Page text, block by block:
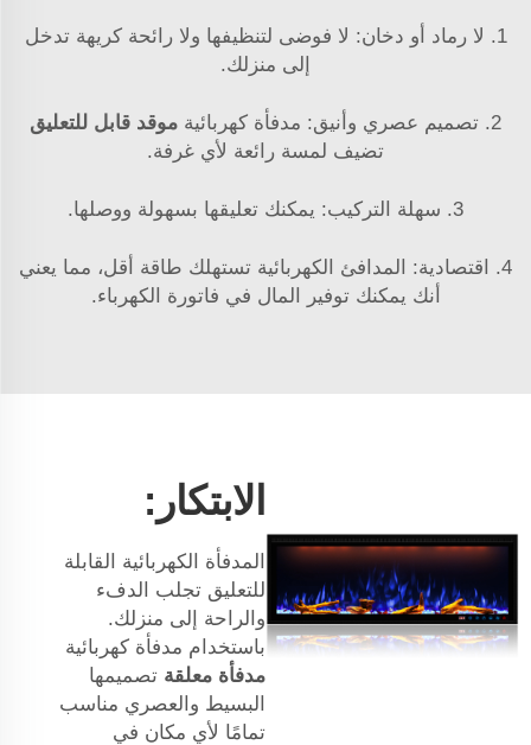
1. لا رماد أو دخان: لا فوضى لتنظيفها ولا رائحة كريهة تدخل
إلى منزلك.
2. تصميم عصري وأنيق: مدفأة كهربائية
موقد قابل للتعليق
تضيف لمسة رائعة لأي غرفة.
3. سهلة التركيب: يمكنك تعليقها بسهولة ووصلها.
4. اقتصادية: المدافئ الكهربائية تستهلك طاقة أقل، مما يعني
أنك يمكنك توفير المال في فاتورة الكهرباء.
الابتكار:
المدفأة الكهربائية القابلة
للتعليق تجلب الدفء
والراحة إلى منزلك.
باستخدام مدفأة كهربائية
مدفأة معلقة تصميمها
البسيط والعصري مناسب
تمامًا لأي مكان في